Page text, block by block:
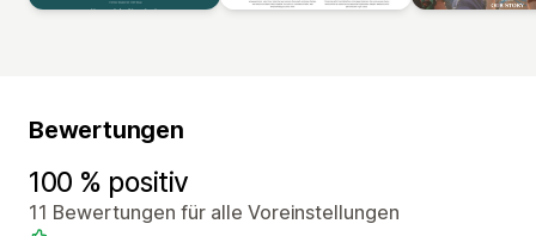
Bewertungen
100 % positiv
11 Bewertungen für alle Voreinstellungen